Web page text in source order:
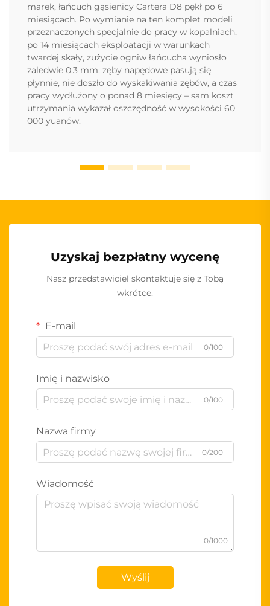
marek, łańcuch gąsienicy Cartera D8 pękł po 6
miesiącach. Po wymianie na ten komplet modeli
przeznaczonych specjalnie do pracy w kopalniach,
po 14 miesiącach eksploatacji w warunkach
twardej skały, zużycie ogniw łańcucha wyniosło
zaledwie 0,3 mm, zęby napędowe pasują się
płynnie, nie doszło do wyskakiwania zębów, a czas
pracy wydłużony o ponad 8 miesięcy – sam koszt
utrzymania wykazał oszczędność w wysokości 60
000 yuanów.
Uzyskaj bezpłatny wycenę
Nasz przedstawiciel skontaktuje się z Tobą
wkrótce.
E-mail
0/100
Imię i nazwisko
0/100
Nazwa firmy
0/200
Wiadomość
0/1000
Wyślij